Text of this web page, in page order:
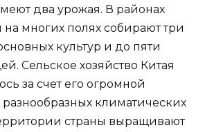
два урожая. В районах
многих полях собирают три
культур и до пяти
Сельское хозяйство Китая
за счет его огромной
климатических
страны выращивают